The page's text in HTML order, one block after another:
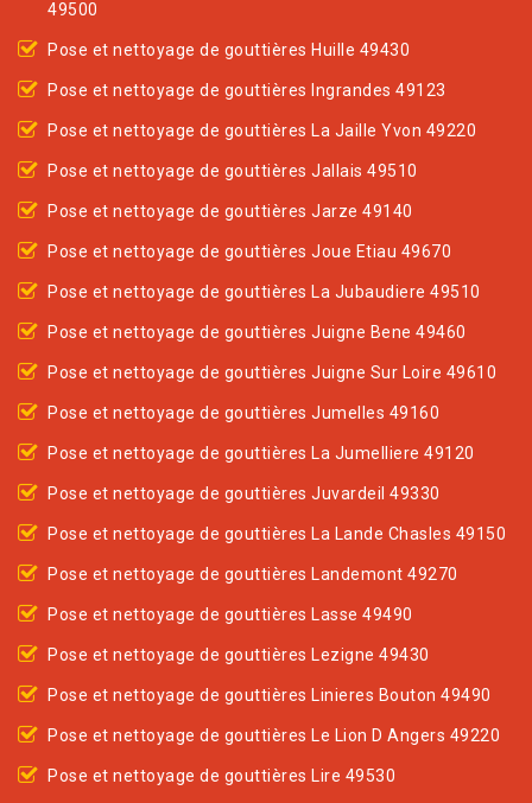
49500
Pose et nettoyage de gouttières Huille 49430
Pose et nettoyage de gouttières Ingrandes 49123
Pose et nettoyage de gouttières La Jaille Yvon 49220
Pose et nettoyage de gouttières Jallais 49510
Pose et nettoyage de gouttières Jarze 49140
Pose et nettoyage de gouttières Joue Etiau 49670
Pose et nettoyage de gouttières La Jubaudiere 49510
Pose et nettoyage de gouttières Juigne Bene 49460
Pose et nettoyage de gouttières Juigne Sur Loire 49610
Pose et nettoyage de gouttières Jumelles 49160
Pose et nettoyage de gouttières La Jumelliere 49120
Pose et nettoyage de gouttières Juvardeil 49330
Pose et nettoyage de gouttières La Lande Chasles 49150
Pose et nettoyage de gouttières Landemont 49270
Pose et nettoyage de gouttières Lasse 49490
Pose et nettoyage de gouttières Lezigne 49430
Pose et nettoyage de gouttières Linieres Bouton 49490
Pose et nettoyage de gouttières Le Lion D Angers 49220
Pose et nettoyage de gouttières Lire 49530